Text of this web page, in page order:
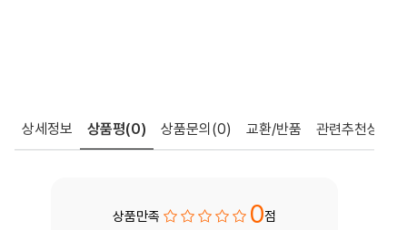
상세정보 상품평(0) 상품문의 (0) 교환/반품 관련추천상품
상품만족 0점